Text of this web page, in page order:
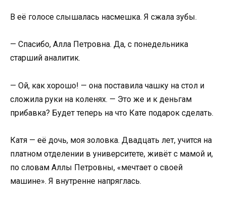
В её голосе слышалась насмешка. Я сжала зубы.
— Спасибо, Алла Петровна. Да, с понедельника
старший аналитик.
— Ой, как хорошо! — она поставила чашку на стол и
сложила руки на коленях. — Это же и к деньгам
прибавка? Будет теперь на что Кате подарок сделать.
Катя — её дочь, моя золовка. Двадцать лет, учится на
платном отделении в университете, живёт с мамой и,
по словам Аллы Петровны, «мечтает о своей
машине». Я внутренне напряглась.